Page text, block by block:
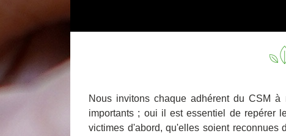
Nous invitons chaque adhérent du CSM
importants ; oui il est essentiel de repérer
victimes d'abord, qu'elles soient reconnues